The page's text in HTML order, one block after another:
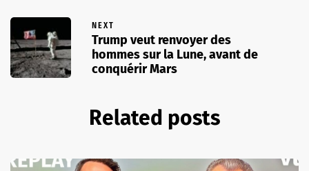
NEXT
Trump veut renvoyer des
hommes sur la Lune, avant de
conquérir Mars
Related posts